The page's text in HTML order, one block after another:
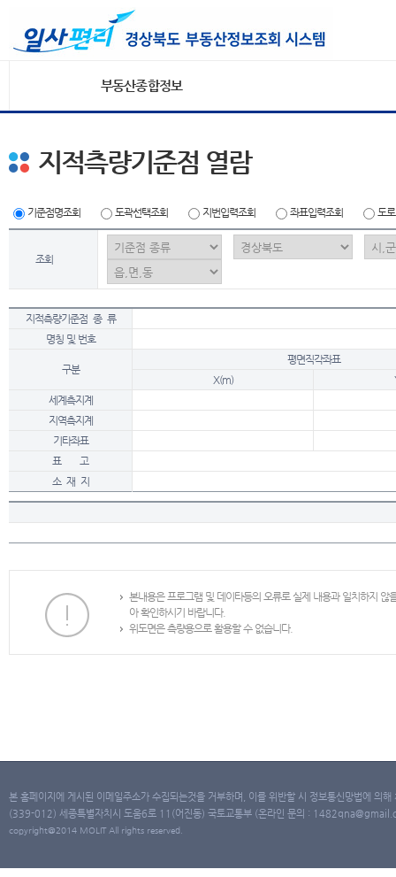
부동산종합정보
지적측량기준점 열람
기준점명조회 도곽선택조회 지번입력조회 좌표입력조회 도
조회
지적측량기준점 종 류
명칭 및 번호
구분
평면직각좌표
X(m)
세계측지계
지역측지계
기타좌표
표 고
소 재 지
본내용은 프로그램 및 데이타등의 오류로 실제 내용과 일치하지
아 확인하시기 바랍니다.
위도면은 측량용으로 활용할 수 없습니다.
본 홈페이지에 게시된 이메일주소가 수집되는것을 거부하며, 이를 위반할 시 정보통신망법에 의
(339-012) 세종특별자치시 도움6로 11(어진동) 국토교통부 (온라인 문의 :
copyright@2014 MOLIT All rights reserved.